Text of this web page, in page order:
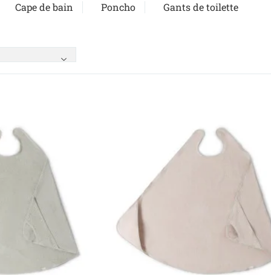
Cape de bain Poncho Gants de toilette